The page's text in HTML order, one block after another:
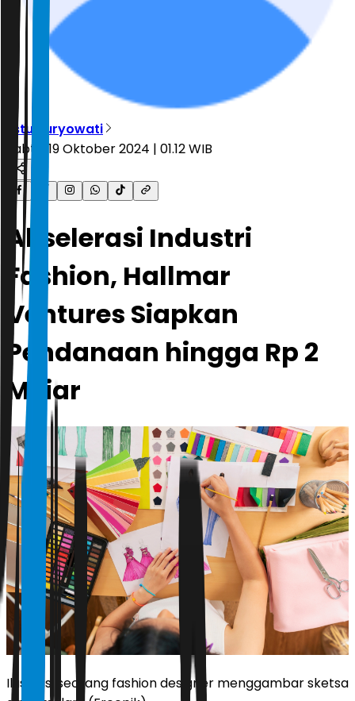
Estu Suryowati
Sabtu, 19 Oktober 2024 | 01.12 WIB
Akselerasi Industri
Fashion, Hallmar
Ventures Siapkan
Pendanaan hingga Rp 2
Miliar
Ilustrasi seorang fashion designer menggambar sketsa